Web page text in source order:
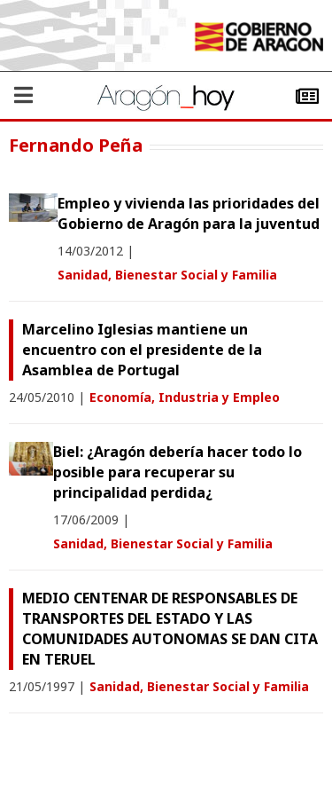
Fernando Peña
Empleo y vivienda las prioridades del
Gobierno de Aragón para la juventud
14/03/2012 |
Sanidad, Bienestar Social y Familia
Marcelino Iglesias mantiene un
encuentro con el presidente de la
Asamblea de Portugal
24/05/2010 | Economía, Industria y Empleo
Biel: ¿Aragón debería hacer todo lo
posible para recuperar su
principalidad perdida¿
17/06/2009 |
Sanidad, Bienestar Social y Familia
MEDIO CENTENAR DE RESPONSABLES DE
TRANSPORTES DEL ESTADO Y LAS
COMUNIDADES AUTONOMAS SE DAN CITA
EN TERUEL
21/05/1997 | Sanidad, Bienestar Social y Familia